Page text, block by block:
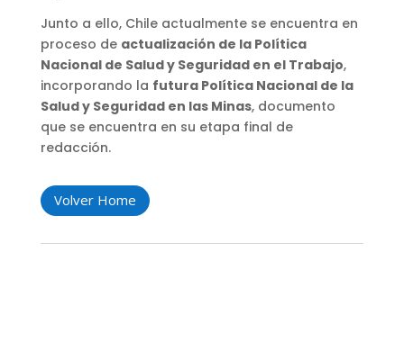
Junto a ello, Chile actualmente se encuentra en
proceso de actualización de la Política
Nacional de Salud y Seguridad en el Trabajo,
incorporando la futura Política Nacional de la
Salud y Seguridad en las Minas, documento
que se encuentra en su etapa final de
redacción.
Volver Home